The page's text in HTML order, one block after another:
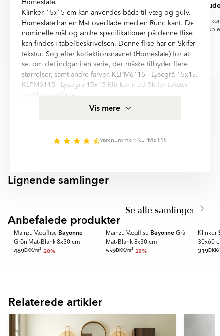
En meget mat overflade med minimal lysrefleksion. Ultramatte
fliser giver et blødt og moderne udtryk og skjuler effektivt
fingeraftryk og genskin.
Henning
Det tog lidt tid at få disse specielle
vandhaner. Men de kom !
Den glade
Min bestilling
Homeslate.
Klinker 15x15 cm kan anvendes både til væg og gulv.
Homeslate har en Mat overflade med en Rund kant. De
nominelle mål og andre specifikationer på denne flise
kan findes i tabelbeskrivelsen. Denne flise har en Skifer
tekstur. Søg efter kollektionsnavnet (Homeslate) for at
se, om det indgår i en serie, der måske tilbyder flere
størrelser, samt andre farver. KLPM6115 - Lysegrå 15x15.
KLPM6115 - Lysegrå 15x15 Klinker med Skifer tekstur
og Mat overflade.
Frostsikker og tåler gulvvarme er egenskaber for denne
produktspecifikation for Klinker Homeslate Lysegrå Mat
15x15 cm finder I i informationsfeltet på denne side.
Serien innehåller 6 olika storlekar: Mosaik, 15x15 cm,
8x30 cm, 60x60 cm, 30x60 cm, 60x120 cm. Nästan alla
variationer finns i matt, halvpolerad yta. Det finns 5
huvud färger i serie Homeslate:
- Grön
Vis mere
Varenummer: KLPM6115
Lignende samlinger
OCEAN
2
Se alle samlinger
Anbefalede produkter
SPARA MER
Mainzu Vægflise Bayonne
Grön Mat-Blank 8x30 cm
469DKK/m2-28%
MAINZU
Mainzu Vægflise Bayonne Grå
Mat-Blank 8x30 cm
559DKK/m2-28%
Klinker
30x60
319DKK/
16
Relaterede artikler